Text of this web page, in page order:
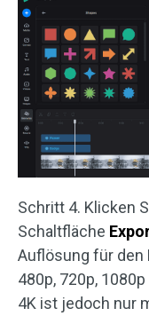
Schritt 4. Klicken
Schaltfläche
Auflösung für den
480p, 720p,
4K ist jedoch nur